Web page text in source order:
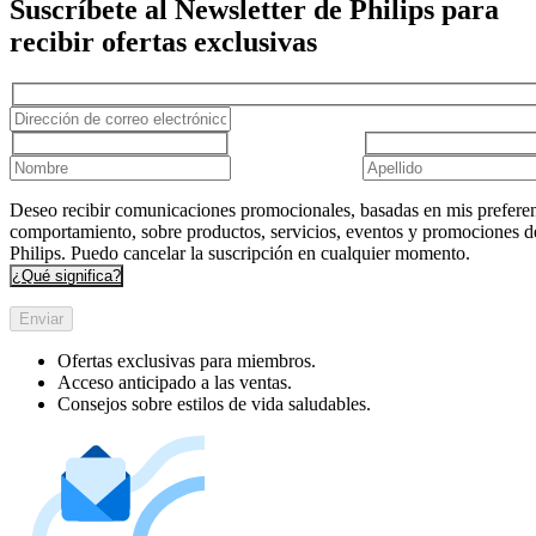
Suscríbete al Newsletter de Philips para
recibir ofertas exclusivas
Deseo recibir comunicaciones promocionales, basadas en mis
comportamiento, sobre productos, servicios, eventos y promociones
Philips. Puedo cancelar la suscripción en cualquier momento.
¿Qué significa?
Enviar
Ofertas exclusivas para miembros.
Acceso anticipado a las ventas.
Consejos sobre estilos de vida saludables.